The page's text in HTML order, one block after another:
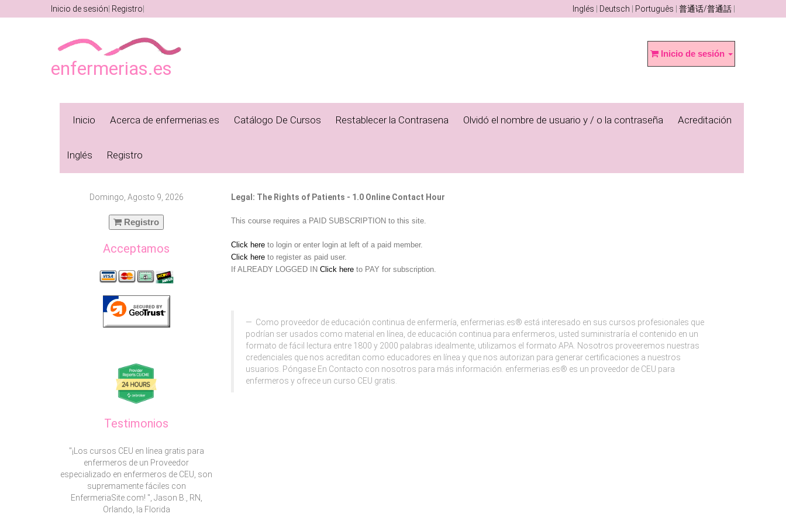
Inicio de sesión Registro Inglés Deutsch Português 普通话/普通話
enfermerias.es
Inicio de sesión
Inicio Acerca de enfermerias.es Catálogo De Cursos Restablecer la Contrasena Olvidó el nombre de usuario y / o la contraseña Acreditación
Inglés Registro
Domingo, Agosto 9, 2026
Registro
Acceptamos
Testimonios
"¡Los cursos CEU en línea gratis para
enfermeros de un Proveedor
especializado en enfermeros de CEU, son
supremamente fáciles con
EnfermeriaSite.com! ", Jason B., RN,
Orlando, la Florida
Legal: The Rights of Patients - 1.0 Online Contact Hour
This course requires a PAID SUBSCRIPTION to this site.
Click hereto login or enter login at left of a paid member.
Click hereto register as paid user.
If ALREADY LOGGED IN Click hereto PAY for subscription.
Como proveedor de educación continua de enfermería, enfermerias.es® está interesado en sus cursos profesionales que
podrían ser usados como material en línea, de educación continua para enfermeros, usted suministraría el contenido en un
formato de fácil lectura entre 1800 y 2000 palabras idealmente, utilizamos el formato APA. Nosotros proveeremos nuestras
credenciales que nos acreditan como educadores en línea y que nos autorizan para generar certificaciones a nuestros
usuarios. Póngase En Contacto con nosotros para más información. enfermerias.es® es un proveedor de CEU para
enfermeros y ofrece un curso CEU gratis.